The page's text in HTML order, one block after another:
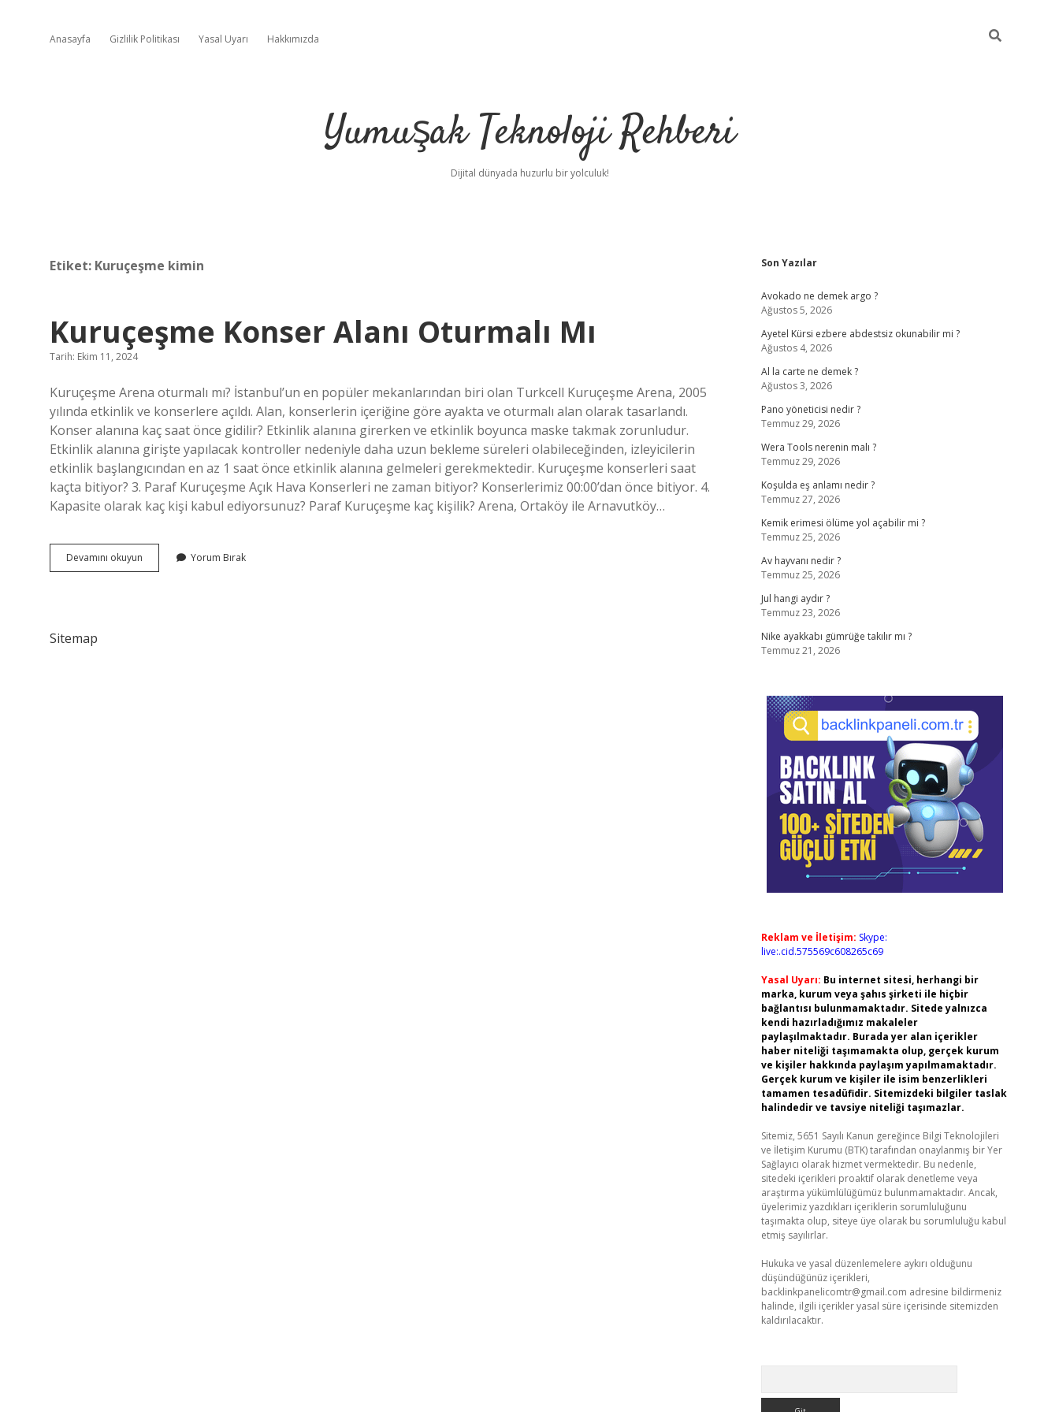
Anasayfa Gizlilik Politikası Yasal Uyarı Hakkımızda
Yumuşak Teknoloji Rehberi
Dijital dünyada huzurlu bir yolculuk!
Etiket: Kuruçeşme kimin
Kuruçeşme Konser Alanı Oturmalı Mı
Tarih: Ekim 11, 2024
Kuruçeşme Arena oturmalı mı? İstanbul’un en popüler mekanlarından biri olan Turkcell Kuruçeşme Arena, 2005
yılında etkinlik ve konserlere açıldı. Alan, konserlerin içeriğine göre ayakta ve oturmalı alan olarak tasarlandı.
Konser alanına kaç saat önce gidilir? Etkinlik alanına girerken ve etkinlik boyunca maske takmak zorunludur.
Etkinlik alanına girişte yapılacak kontroller nedeniyle daha uzun bekleme süreleri olabileceğinden, izleyicilerin
etkinlik başlangıcından en az 1 saat önce etkinlik alanına gelmeleri gerekmektedir. Kuruçeşme konserleri saat
kaçta bitiyor? 3. Paraf Kuruçeşme Açık Hava Konserleri ne zaman bitiyor? Konserlerimiz 00:00’dan önce bitiyor. 4.
Kapasite olarak kaç kişi kabul ediyorsunuz? Paraf Kuruçeşme kaç kişilik? Arena, Ortaköy ile Arnavutköy…
Devamını okuyun Kuruçeşme
Konser
Yorum Bırak
Sitemap
Sidebar
Son Yazılar
Avokado ne demek argo ?
Ağustos 5, 2026
Ayetel Kürsi ezbere abdestsiz okunabilir mi ?
Ağustos 4, 2026
Al la carte ne demek ?
Ağustos 3, 2026
Pano yöneticisi nedir ?
Temmuz 29, 2026
Wera Tools nerenin malı ?
Temmuz 29, 2026
Koşulda eş anlamı nedir ?
Temmuz 27, 2026
Kemik erimesi ölüme yol açabilir mi ?
Temmuz 25, 2026
Av hayvanı nedir ?
Temmuz 25, 2026
Jul hangi aydır ?
Temmuz 23, 2026
Nike ayakkabı gümrüğe takılır mı ?
Temmuz 21, 2026
Reklam ve İletişim: Skype:
live:.cid.575569c608265c69
Yasal Uyarı: Bu internet sitesi, herhangi bir
marka, kurum veya şahıs şirketi ile hiçbir
bağlantısı bulunmamaktadır. Sitede yalnızca
kendi hazırladığımız makaleler
paylaşılmaktadır. Burada yer alan içerikler
haber niteliği taşımamakta olup, gerçek kurum
ve kişiler hakkında paylaşım yapılmamaktadır.
Gerçek kurum ve kişiler ile isim benzerlikleri
tamamen tesadüfidir. Sitemizdeki bilgiler taslak
halindedir ve tavsiye niteliği taşımazlar.
Sitemiz, 5651 Sayılı Kanun gereğince Bilgi Teknolojileri
ve İletişim Kurumu (BTK) tarafından onaylanmış bir Yer
Sağlayıcı olarak hizmet vermektedir. Bu nedenle,
sitedeki içerikleri proaktif olarak denetleme veya
araştırma yükümlülüğümüz bulunmamaktadır. Ancak,
üyelerimiz yazdıkları içeriklerin sorumluluğunu
taşımakta olup, siteye üye olarak bu sorumluluğu kabul
etmiş sayılırlar.
Hukuka ve yasal düzenlemelere aykırı olduğunu
düşündüğünüz içerikleri,
backlinkpanelicomtr@gmail.com adresine bildirmeniz
halinde, ilgili içerikler yasal süre içerisinde sitemizden
kaldırılacaktır.